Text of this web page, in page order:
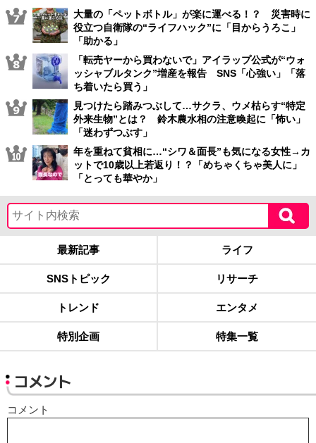
大量の「ペットボトル」が楽に運べる！？ 災害時に
役立つ自衛隊の“ライフハック”に「目からうろこ」
「助かる」
「転売ヤーから買わないで」アイラップ公式が“ウォ
ッシャブルタンク”増産を報告 SNS「心強い」「落
ち着いたら買う」
見つけたら踏みつぶして…サクラ、ウメ枯らす“特定
外来生物”とは？ 鈴木農水相の注意喚起に「怖い」
「迷わずつぶす」
年を重ねて貧相に…“シワ＆面長”も気になる女性→カ
ットで10歳以上若返り！？「めちゃくちゃ美人に」
「とっても華やか」
最新記事 ライフ
SNSトピック リサーチ
トレンド エンタメ
特別企画 特集一覧
コメント
コメント